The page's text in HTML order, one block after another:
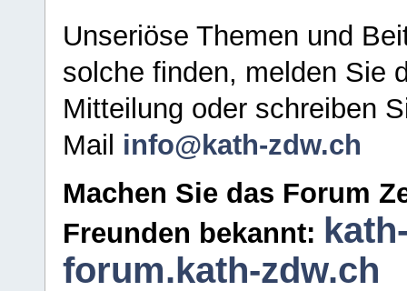
Unseriöse Themen und
solche finden, melden Sie
Mitteilung oder schreiben
Mail info@kath-zdw.ch
Machen Sie das Forum
Freunden bekannt:
forum.kath-zdw.ch